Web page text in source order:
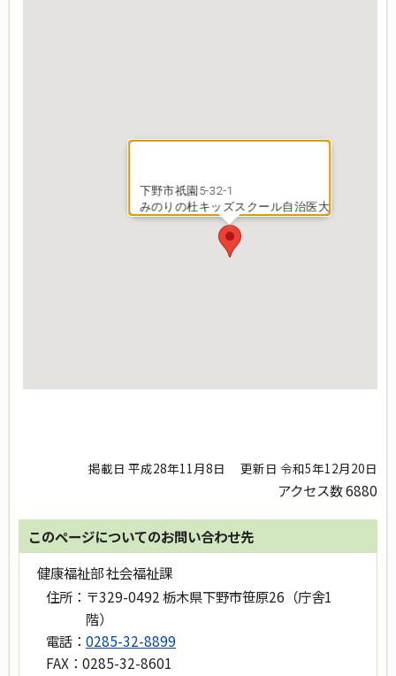
下野市祇園5-32-1
みのりの杜キッズスクール自治医大
掲載日 平成28年11月8日 更新日 令和5年12月20日
アクセス数6880
このページについてのお問い合わせ先
健康福祉部 社会福祉課
住所： 〒329-0492 栃木県下野市笹原26（庁舎1
階）
電話： 0285-32-8899
FAX： 0285-32-8601